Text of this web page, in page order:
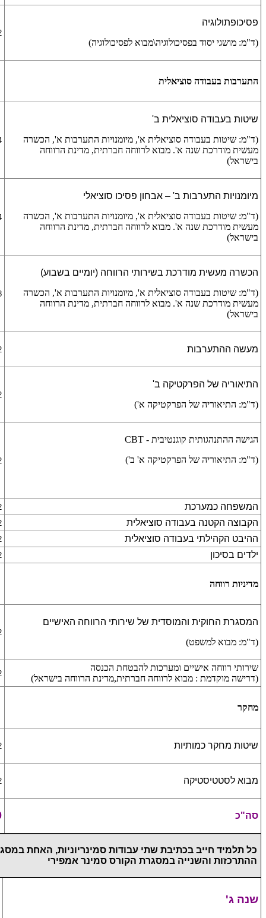
פסיכופתולוגיה
(ד"מ: מושגי יסוד בפסיכולוגיה\מבוא לפסיכולוגיה)
2
התערבות בעבודה סוציאלית
שיטות בעבודה סוציאלית ב'
(ד"מ: שיטות בעבודה סוציאלית א', מיומנויות התערבות א', הכשרה
מעשית מודרכת שנה א'. מבוא לרווחה חברתית, מדינת הרווחה
בישראל)
4
מיומנויות התערבות ב' – אבחון פסיכו סוציאלי
(ד"מ: שיטות בעבודה סוציאלית א', מיומנויות התערבות א', הכשרה
מעשית מודרכת שנה א'. מבוא לרווחה חברתית, מדינת הרווחה
בישראל)
4
הכשרה מעשית מודרכת בשירותי הרווחה (יומיים בשבוע)
(ד"מ: שיטות בעבודה סוציאלית א', מיומנויות התערבות א', הכשרה
מעשית מודרכת שנה א'. מבוא לרווחה חברתית, מדינת הרווחה
בישראל)
8
מעשה ההתערבות 2
התיאוריה של הפרקטיקה ב'
(ד"מ: התיאוריה של הפרקטיקה א')
2
הגישה ההתנהגותית קוגנטיבית - CBT
(ד"מ: התיאוריה של הפרקטיקה א' ב')
2
המשפחה כמערכת 2
הקבוצה הקטנה בעבודה סוציאלית 2
ההיבט הקהילתי בעבודה סוציאלית 2
ילדים בסיכון 2
מדיניות רווחה
המסגרת החוקית והמוסדית של שירותי הרווחה האישיים
(ד"מ: מבוא למשפט)
2
שירותי רווחה אישיים ומערכות להבטחת הכנסה
(דרישה מוקדמת : מבוא לרווחה חברתית,מדינת הרווחה בישראל)
2
מחקר
שיטות מחקר כמותיות 2
מבוא לסטטיסטיקה 2
סה"כ
כל תלמיד חייב בכתיבת שתי עבודות סמינריוניות, האחת
ההתרכזות והשנייה במסגרת הקורס סמינר אמפירי
שנה ג'